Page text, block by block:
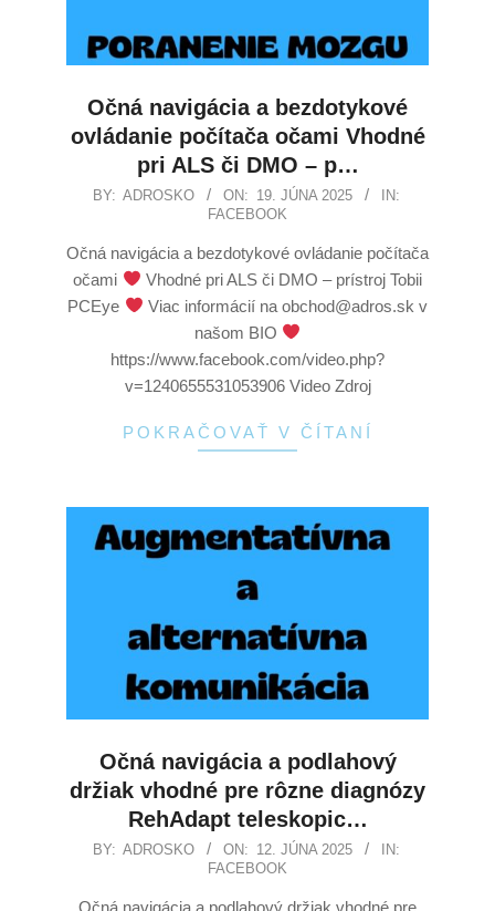
Očná navigácia a bezdotykové
ovládanie počítača očami Vhodné
pri ALS či DMO – p…
BY: ADROSKO ON: 19. JÚNA 2025
IN:
FACEBOOK
Očná navigácia a bezdotykové ovládanie počítača
očami
Vhodné pri ALS či DMO – prístroj Tobii
PCEye
Viac informácií na obchod@adros.sk v
našom BIO
https://www.facebook.com/video.php?
v=1240655531053906 Video Zdroj
POKRAČOVAŤ V ČÍTANÍ
Očná navigácia a podlahový
držiak vhodné pre rôzne diagnózy
RehAdapt teleskopic…
BY: ADROSKO ON: 12. JÚNA 2025
IN:
FACEBOOK